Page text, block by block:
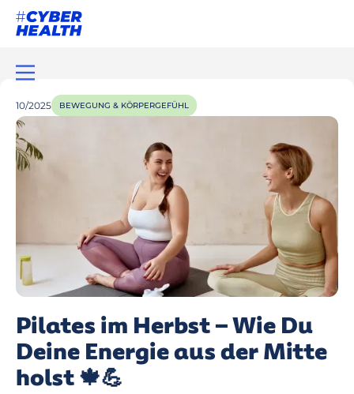
10/2025 BEWEGUNG & KÖRPERGEFÜHL
Pilates im Herbst – Wie Du
Deine Energie aus der Mitte
holst 🍁💪